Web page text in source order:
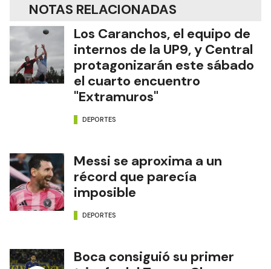
NOTAS RELACIONADAS
Los Caranchos, el equipo de
internos de la UP9, y Central
protagonizarán este sábado
el cuarto encuentro
"Extramuros"
DEPORTES
Messi se aproxima a un
récord que parecía
imposible
DEPORTES
Boca consiguió su primer